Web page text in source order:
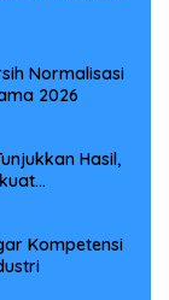
Normalisasi
2026
Hasil,
Kompetensi